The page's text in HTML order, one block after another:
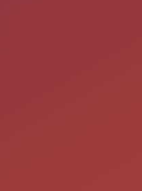
de storyboards, etc.